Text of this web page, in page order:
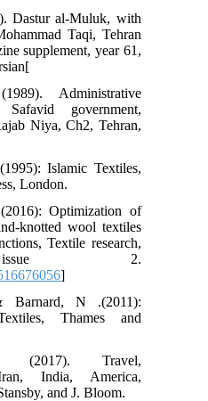
(1969). Dastur al-Muluk, with
Mohammad Taqi, Tehran
magazine supplement, year 61,
]In Persian[
V. (1989). Administrative
the Safavid government,
Rajab Niya, Ch2, Tehran,
L. (1995): Islamic Textiles,
Press, London.
S .(2016): Optimization of
hand-knotted wool textiles
functions, Textile research,
issue 2.
J., & Barnard, N .(2011):
Textiles, Thames and
T. (2017). Travel,
Iran, India, America,
by W. Stansby, and J. Bloom.